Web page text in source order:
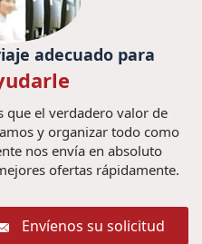
Camboja (1) ,
(2) ,viagens para
turistico a Laos (5) ,
(1) ,viajes
laos
de viajes a
festival (1) ,
myanmar (4) ,Comida
adecuado para
que el verdadero valor de
y organizar todo como
nos envía en absoluto
ofertas rápidamente.
Envíenos su solicitud